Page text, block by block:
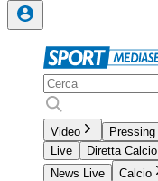
Video Pressing
Live
Diretta Calcio
News Live
Calcio